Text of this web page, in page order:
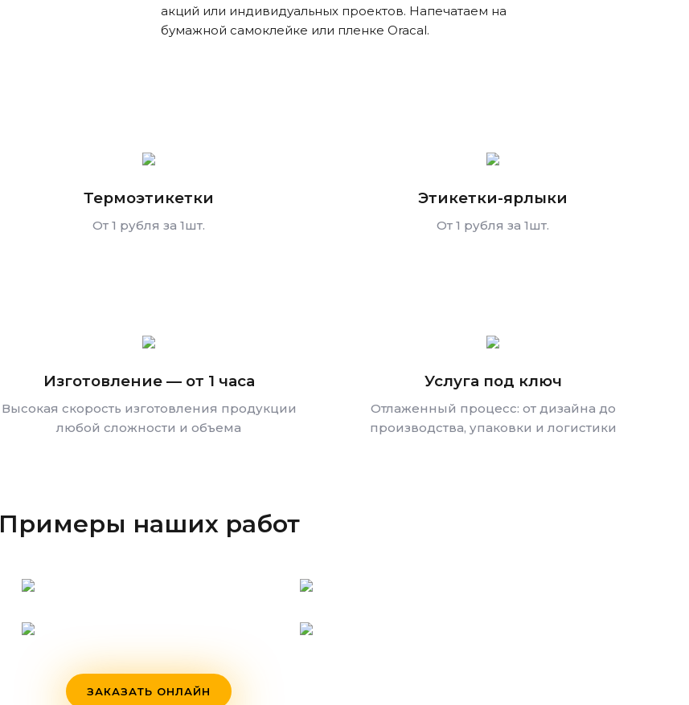
акций или индивидуальных проектов. Напечатаем на
бумажной самоклейке или пленке Oracal.
Термоэтикетки
От 1 рубля за 1шт.
Этикетки-ярлыки
От 1 рубля за 1шт.
Изготовление — от 1 часа
Высокая скорость изготовления продукции
любой сложности и объема
Услуга под ключ
Отлаженный процесс: от дизайна до
производства, упаковки и логистики
Примеры наших работ
ЗАКАЗАТЬ ОНЛАЙН